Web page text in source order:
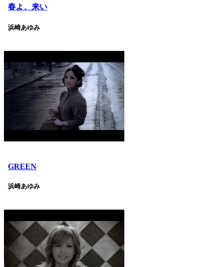
春よ、来い
浜崎あゆみ
GREEN
浜崎あゆみ